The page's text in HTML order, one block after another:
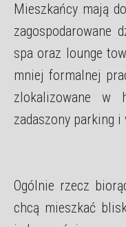
Mieszkańcy mają
zagospodarowane
spa oraz lounge
mniej formalnej
zlokalizowane w
zadaszony parking
Ogólnie rzecz
chcą mieszkać